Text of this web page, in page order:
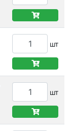
шт
шт